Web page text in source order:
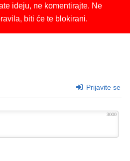
ideju, ne komentirajte. Ne
biti će te blokirani.
Prijavite se
3000